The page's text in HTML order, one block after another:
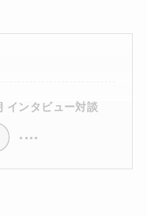
インタビュー対談